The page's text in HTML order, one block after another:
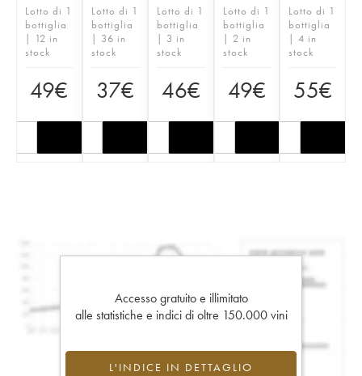
Lotto di 1
bottiglia
| 12 in
stock
49€
Lotto di 1
bottiglia
| 36 in
stock
37€
Lotto di 1
bottiglia
| 3 in
stock
46€
Lotto di 1
bottiglia
| 2 in
stock
49€
Lotto di 1
bottiglia
| 4 in
stock
55€
Accesso gratuito e illimitato
alle statistiche e indici di oltre 150.000 vini
L'INDICE IN DETTAGLIO